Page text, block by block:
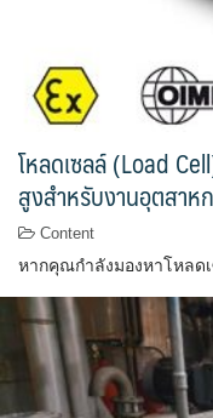
โหลดเซลล์ (Load
สูงสำหรับงานอุตสาห
Content
หากคุณกำลังมองหาโหลด